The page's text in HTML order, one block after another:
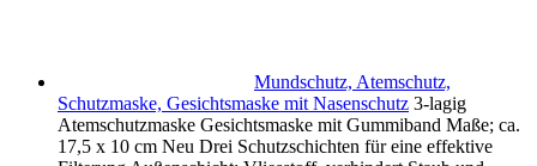
Mundschutz, Atemschutz,
Schutzmaske, Gesichtsmaske mit Nasenschutz 3-lagig
Atemschutzmaske Gesichtsmaske mit Gummiband Maße; ca.
17,5 x 10 cm Neu Drei Schutzschichten für eine effektive